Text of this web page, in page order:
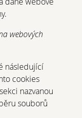
webových
následující
cookies
nazvanou
souborů